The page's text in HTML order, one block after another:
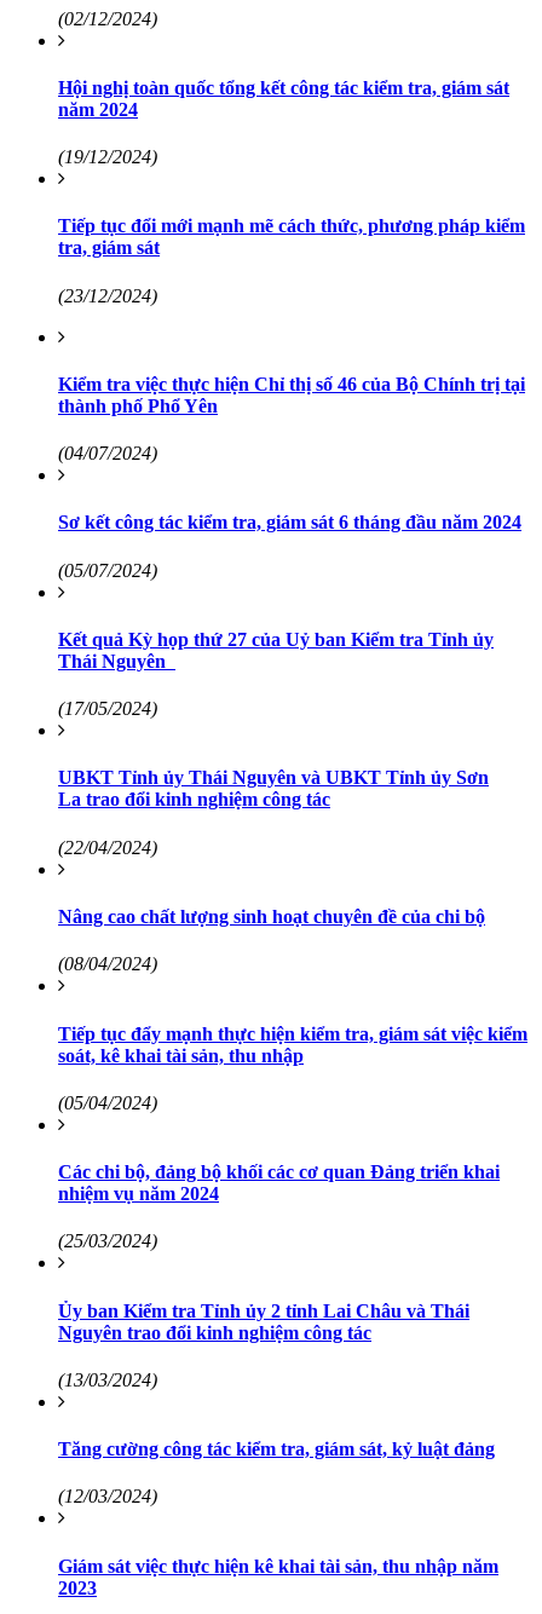
(02/12/2024)
Hội nghị toàn quốc tổng kết công tác kiểm tra, giám sát
năm 2024
(19/12/2024)
Tiếp tục đổi mới mạnh mẽ cách thức, phương pháp kiểm
tra, giám sát
(23/12/2024)
Kiểm tra việc thực hiện Chỉ thị số 46 của Bộ Chính trị tại
thành phố Phổ Yên
(04/07/2024)
Sơ kết công tác kiểm tra, giám sát 6 tháng đầu năm 2024
(05/07/2024)
Kết quả Kỳ họp thứ 27 của Uỷ ban Kiểm tra Tỉnh ủy
Thái Nguyên
(17/05/2024)
UBKT Tỉnh ủy Thái Nguyên và UBKT Tỉnh ủy Sơn
La trao đổi kinh nghiệm công tác
(22/04/2024)
Nâng cao chất lượng sinh hoạt chuyên đề của chi bộ
(08/04/2024)
Tiếp tục đẩy mạnh thực hiện kiểm tra, giám sát việc kiểm
soát, kê khai tài sản, thu nhập
(05/04/2024)
Các chi bộ, đảng bộ khối các cơ quan Đảng triển khai
nhiệm vụ năm 2024
(25/03/2024)
Ủy ban Kiểm tra Tỉnh ủy 2 tỉnh Lai Châu và Thái
Nguyên trao đổi kinh nghiệm công tác
(13/03/2024)
Tăng cường công tác kiểm tra, giám sát, kỷ luật đảng
(12/03/2024)
Giám sát việc thực hiện kê khai tài sản, thu nhập năm
2023